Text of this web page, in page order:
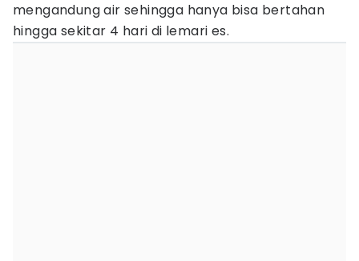
mengandung air sehingga hanya bisa bertahan
hingga sekitar 4 hari di lemari es.